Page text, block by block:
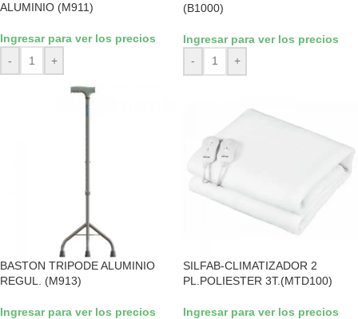
ALUMINIO (M911)
Ingresar para ver los precios
-
+
(B1000)
Ingresar para ver los precios
-
+
BASTON TRIPODE ALUMINIO
REGUL. (M913)
Ingresar para ver los precios
SILFAB-CLIMATIZADOR 2
PL.POLIESTER 3T.(MTD100)
Ingresar para ver los precios